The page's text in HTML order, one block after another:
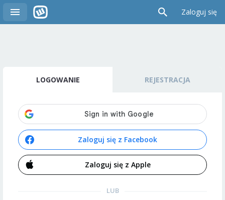
Zaloguj się
LOGOWANIE REJESTRACJA
Zaloguj się z Facebook
Zaloguj się z Apple
LUB